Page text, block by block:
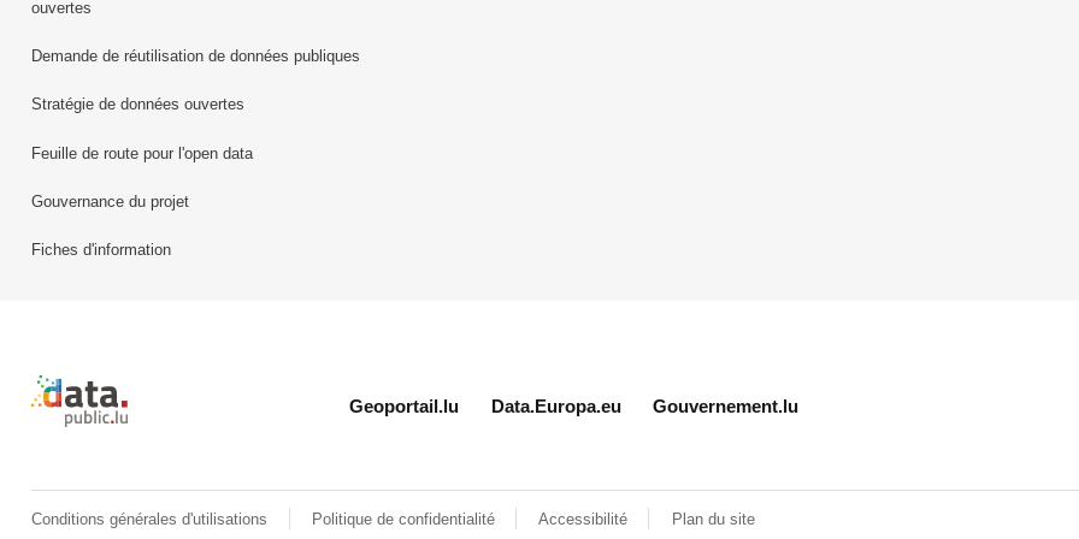
ouvertes
Demande de réutilisation de données publiques
Stratégie de données ouvertes
Feuille de route pour l'open data
Gouvernance du projet
Fiches d'information
Retour à l'accueil de data.public.lu
Geoportail.lu Data.Europa.eu Gouvernement.lu
Conditions générales d'utilisations Politique de confidentialité Accessibilité Plan du site